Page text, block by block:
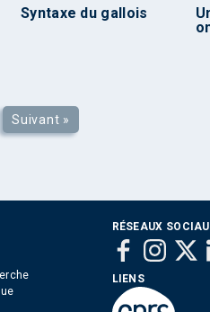
Syntaxe du gallois
Suivant »
RÉSEAUX
LIENS